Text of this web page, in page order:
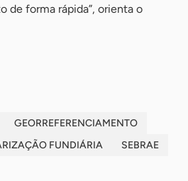
de forma rápida”, orienta o
GEORREFERENCIAMENTO
FUNDIÁRIA
SEBRAE